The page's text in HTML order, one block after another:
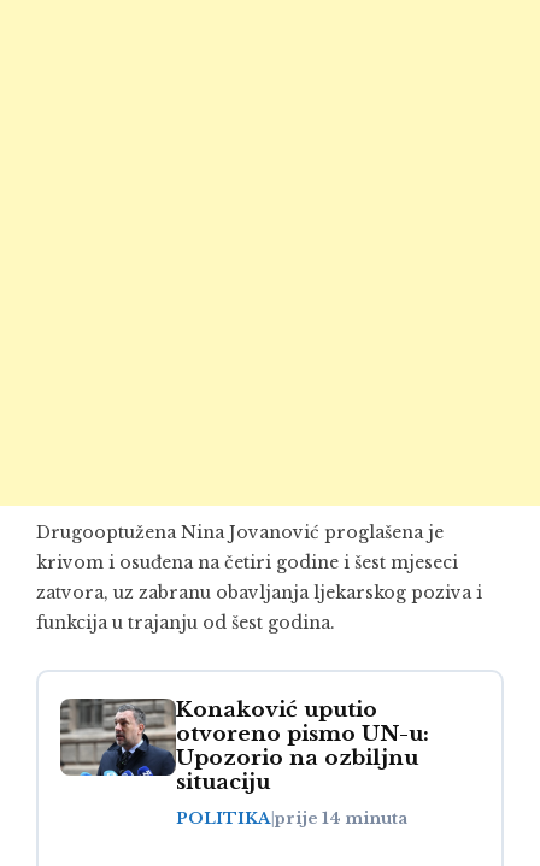
Drugooptužena Nina Jovanović proglašena je
krivom i osuđena na četiri godine i šest mjeseci
zatvora, uz zabranu obavljanja ljekarskog poziva i
funkcija u trajanju od šest godina.
Konaković uputio
otvoreno pismo UN-u:
Upozorio na ozbiljnu
situaciju
POLITIKAprije 14 minuta